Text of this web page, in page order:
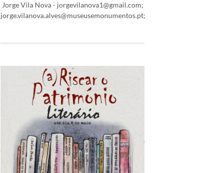
Jorge Vila Nova - jorgevilanova1@gmail.com;
jorge.vilanova.alves@museusemonumentos.pt;